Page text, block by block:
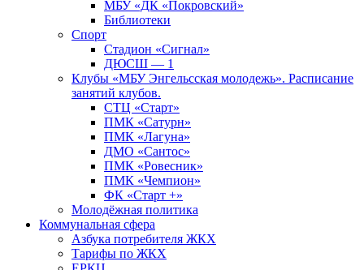
МБУ «ДК «Покровский»
Библиотеки
Спорт
Стадион «Сигнал»
ДЮСШ — 1
Клубы «МБУ Энгельсская молодежь». Расписание
занятий клубов.
СТЦ «Старт»
ПМК «Сатурн»
ПМК «Лагуна»
ДМО «Сантос»
ПМК «Ровесник»
ПМК «Чемпион»
ФК «Старт +»
Молодёжная политика
Коммунальная сфера
Азбука потребителя ЖКХ
Тарифы по ЖКХ